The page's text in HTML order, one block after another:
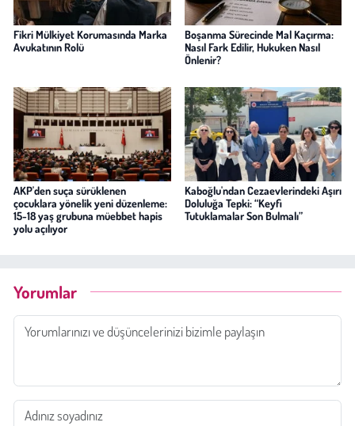
Fikri Mülkiyet Korumasında Marka
Avukatının Rolü
Boşanma Sürecinde Mal Kaçırma:
Nasıl Fark Edilir, Hukuken Nasıl
Önlenir?
AKP'den suça sürüklenen
çocuklara yönelik yeni düzenleme:
15-18 yaş grubuna müebbet hapis
yolu açılıyor
Kaboğlu'ndan Cezaevlerindeki Aşırı
Doluluğa Tepki: “Keyfi
Tutuklamalar Son Bulmalı”
Yorumlar